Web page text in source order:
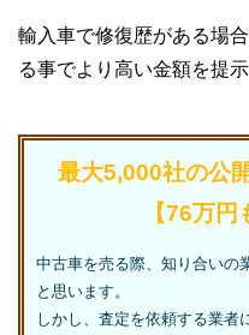
輸入車で修復歴がある場
る事でより高い金額を提
最大5,000社の公
【76万円
中古車を売る際、知り合いの
と思います。
しかし、査定を依頼する業者